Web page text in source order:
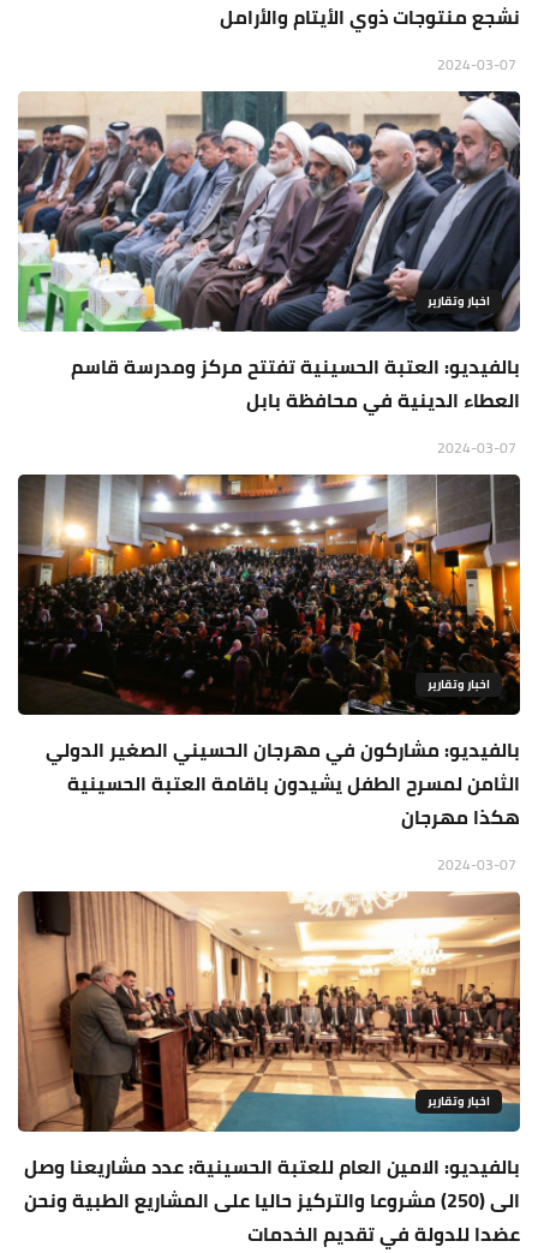
نشجع منتوجات ذوي الأيتام والأرامل
اخبار وتقارير
بالفيديو: العتبة الحسينية تفتتح مركز ومدرسة قاسم
العطاء الدينية في محافظة بابل
اخبار وتقارير
بالفيديو: مشاركون في مهرجان الحسيني الصغير الدولي
الثامن لمسرح الطفل يشيدون باقامة العتبة الحسينية
هكذا مهرجان
اخبار وتقارير
بالفيديو: الامين العام للعتبة الحسينية: عدد مشاريعنا وصل
الى (250) مشروعا والتركيز حاليا على المشاريع الطبية ونحن
عضدا للدولة في تقديم الخدمات